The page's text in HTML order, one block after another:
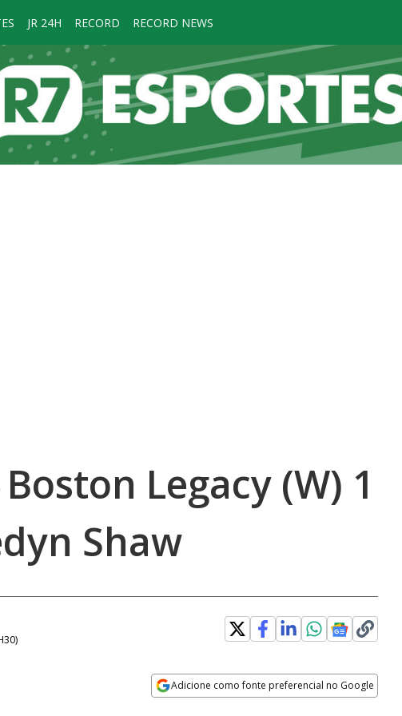
JR 24H RECORD RECORD NEWS
Legacy (W) 1
Shaw
)
Adicione como fonte preferencial no Google